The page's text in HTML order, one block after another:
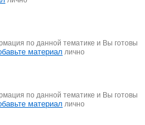
по данной тематике и Вы готовы
материал лично
по данной тематике и Вы готовы
материал лично